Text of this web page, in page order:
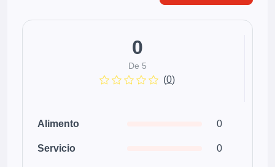
0
De 5
(0)
Alimento
Servicio
0
0